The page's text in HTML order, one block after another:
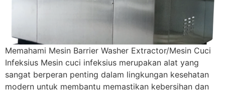
Memahami Mesin Barrier Washer Extractor/Mesin Cuci
Infeksius Mesin cuci infeksius merupakan alat yang
sangat berperan penting dalam lingkungan kesehatan
modern untuk membantu memastikan kebersihan dan